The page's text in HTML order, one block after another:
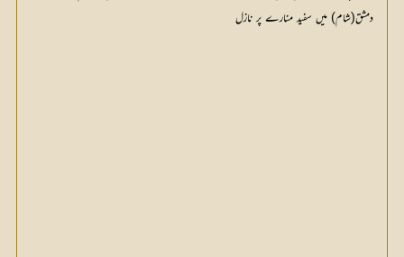
دمشق(شام) میں سفید منارے پر نازل